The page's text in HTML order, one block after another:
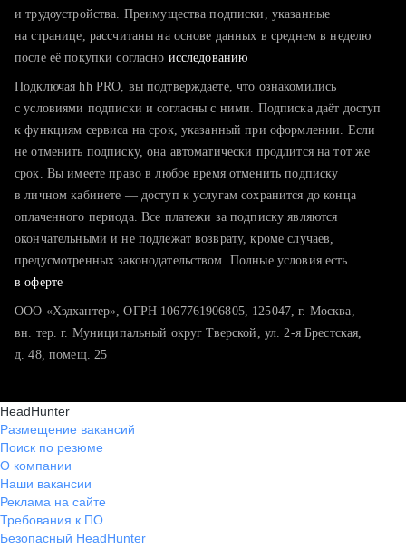
тратите много времени на поиск и вручную поднимаете
хотите сравнить себя с конкурентами и оценить шансы
и трудоустройства. Преимущества подписки, указанные
на странице, рассчитаны на основе данных в среднем в неделю
после её покупки согласно исследованию
Подключая hh PRO, вы подтверждаете, что ознакомились
с условиями подписки и согласны с ними. Подписка даёт доступ
к функциям сервиса на срок, указанный при оформлении. Если
не отменить подписку, она автоматически продлится на тот же
срок. Вы имеете право в любое время отменить подписку
в личном кабинете — доступ к услугам сохранится до конца
оплаченного периода. Все платежи за подписку являются
окончательными и не подлежат возврату, кроме случаев,
предусмотренных законодательством. Полные условия есть
в оферте
ООО «Хэдхантер», ОГРН 1067761906805, 125047, г. Москва,
вн. тер. г. Муниципальный округ Тверской, ул. 2-я Брестская,
д. 48, помещ. 25
HeadHunter
Размещение вакансий
Поиск по резюме
О компании
Наши вакансии
Реклама на сайте
Требования к ПО
Безопасный HeadHunter